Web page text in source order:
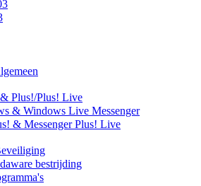
Plus!/Plus! Live
& Windows Live Messenger
& Messenger Plus! Live
bestrijding